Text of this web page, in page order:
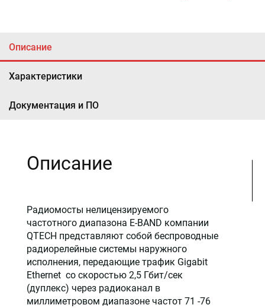
Описание
Характеристики
Документация и ПО
Описание
Радиомосты нелицензируемого
частотного диапазона E-BAND компании
QTECH представляют собой беспроводные
радиорелейные системы наружного
исполнения, передающие трафик Gigabit
Ethernet со скоростью 2,5 Гбит/сек
(дуплекс) через радиоканал в
миллиметровом диапазоне частот 71 -76